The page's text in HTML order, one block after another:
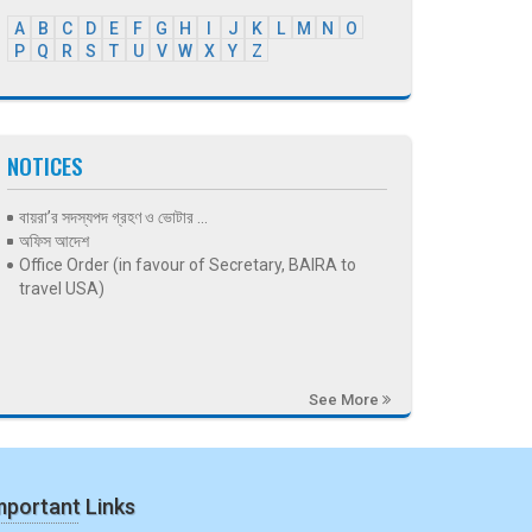
A B C D E F G H J K L M N
O
P
Q R S T U V W X Y Z
NOTICES
বায়রা’র সদস্যপদ গ্রহণ ও ভোটার ...
অফিস আদেশ
Office Order (in favour of Secretary, BAIRA to
travel USA)
See More
Links